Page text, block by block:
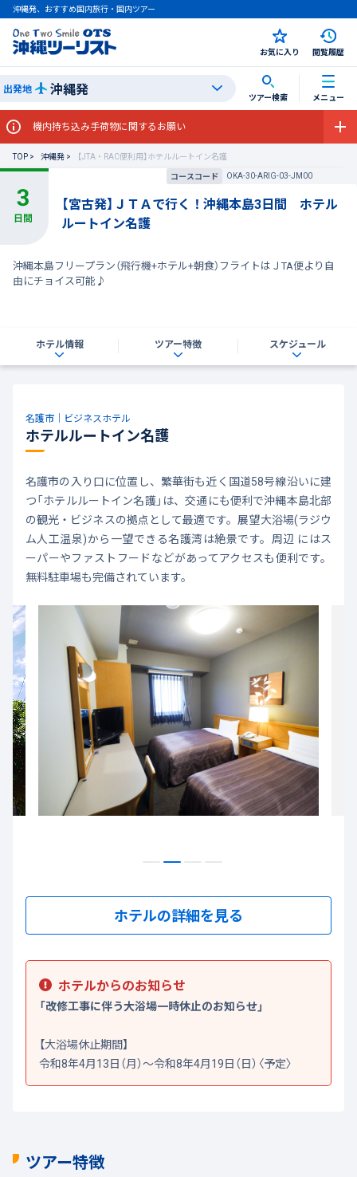
沖縄発、おすすめ国内旅行・国内ツアー
お気に入り 閲覧履歴
出発地 沖縄発 ツアー検索 メニュー
機内持ち込み手荷物に関するお願い
TOP 沖縄発
【JTA・RAC便利用】ホテルルートイン名護
コースコード
OKA-30-ARIG-03-JM00
【宮古発】ＪＴＡで行く！沖縄本島3日間 ホテル
ルートイン名護
沖縄本島フリープラン（飛行機+ホテル+朝食）フライトはＪTA便より自
由にチョイス可能♪
ホテル情報 ツアー特徴 スケジュール
名護市｜ビジネスホテル
ホテルルートイン名護
名護市の入り口に位置し、繁華街も近く国道58号線沿いに建
つ「ホテルルートイン名護」は、交通にも便利で沖縄本島北部
の観光・ビジネスの拠点として最適です。展望大浴場(ラジウ
ム人工温泉)から一望できる名護湾は絶景です。周辺 にはス
ーパーやファストフードなどがあってアクセスも便利です。
無料駐車場も完備されています。
ホテルの詳細を見る
ホテルからのお知らせ
「改修工事に伴う大浴場一時休止のお知らせ」
【大浴場休止期間】
令和8年4月13日（月）～令和8年4月19日（日）〈予定〉
ツアー特徴